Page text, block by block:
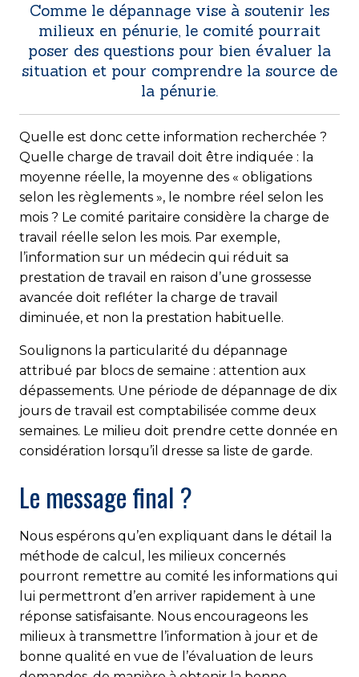
Comme le dépannage vise à soutenir les
milieux en pénurie, le comité pourrait
poser des questions pour bien évaluer la
situation et pour comprendre la source de
la pénurie.
Quelle est donc cette information recherchée ?
Quelle charge de travail doit être indiquée : la
moyenne réelle, la moyenne des « obligations
selon les règlements », le nombre réel selon les
mois ? Le comité paritaire considère la charge de
travail réelle selon les mois. Par exemple,
l’information sur un médecin qui réduit sa
prestation de travail en raison d’une grossesse
avancée doit refléter la charge de travail
diminuée, et non la prestation habituelle.
Soulignons la particularité du dépannage
attribué par blocs de semaine : attention aux
dépassements. Une période de dépannage de dix
jours de travail est comptabilisée comme deux
semaines. Le milieu doit prendre cette donnée en
considération lorsqu’il dresse sa liste de garde.
Le message final ?
Nous espérons qu’en expliquant dans le détail la
méthode de calcul, les milieux concernés
pourront remettre au comité les informations qui
lui permettront d’en arriver rapidement à une
réponse satisfaisante. Nous encourageons les
milieux à transmettre l’information à jour et de
bonne qualité en vue de l’évaluation de leurs